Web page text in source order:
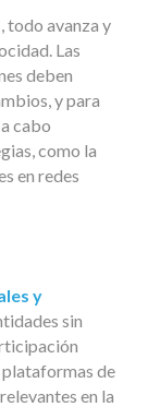
todo avanza y
Las
deben
y para
cabo
como la
en redes
y
sin
plataformas de
en la